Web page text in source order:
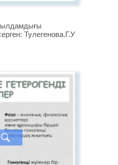
Тулегенова.Г.У